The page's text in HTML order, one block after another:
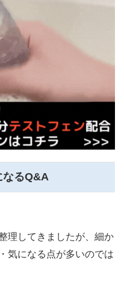
なるQ&A
理してきましたが、細か
気になる点が多いのでは